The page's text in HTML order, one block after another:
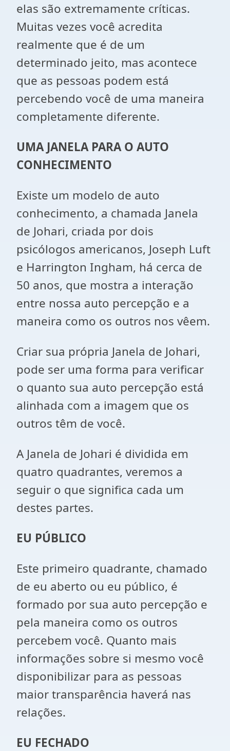
elas são extremamente críticas.
Muitas vezes você acredita
realmente que é de um
determinado jeito, mas acontece
que as pessoas podem está
percebendo você de uma maneira
completamente diferente.
UMA JANELA PARA O AUTO
CONHECIMENTO
Existe um modelo de auto
conhecimento, a chamada Janela
de Johari, criada por dois
psicólogos americanos, Joseph Luft
e Harrington Ingham, há cerca de
50 anos, que mostra a interação
entre nossa auto percepção e a
maneira como os outros nos vêem.
Criar sua própria Janela de Johari,
pode ser uma forma para verificar
o quanto sua auto percepção está
alinhada com a imagem que os
outros têm de você.
A Janela de Johari é dividida em
quatro quadrantes, veremos a
seguir o que significa cada um
destes partes.
EU PÚBLICO
Este primeiro quadrante, chamado
de eu aberto ou eu público, é
formado por sua auto percepção e
pela maneira como os outros
percebem você. Quanto mais
informações sobre si mesmo você
disponibilizar para as pessoas
maior transparência haverá nas
relações.
EU FECHADO